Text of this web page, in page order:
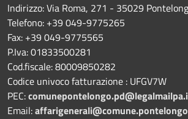
Indirizzo: Via Roma, 271 - 35029
Telefono: +39 049-9775265
Fax: +39 049-9775565
P.Iva: 01833500281
Cod.fiscale: 80009850282
Codice univoco fatturazione : UFGV7W
PEC:
Email: